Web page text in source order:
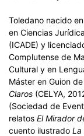
Toledano nacido
en Ciencias
(ICADE) y
Complutense de
Cultural y en
Máster en Guion
Claros (CELYA,
(Sociedad de
relatos El Mirador
cuento ilustrado La